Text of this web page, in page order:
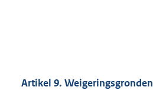
Artikel 9. Weigeringsgronden